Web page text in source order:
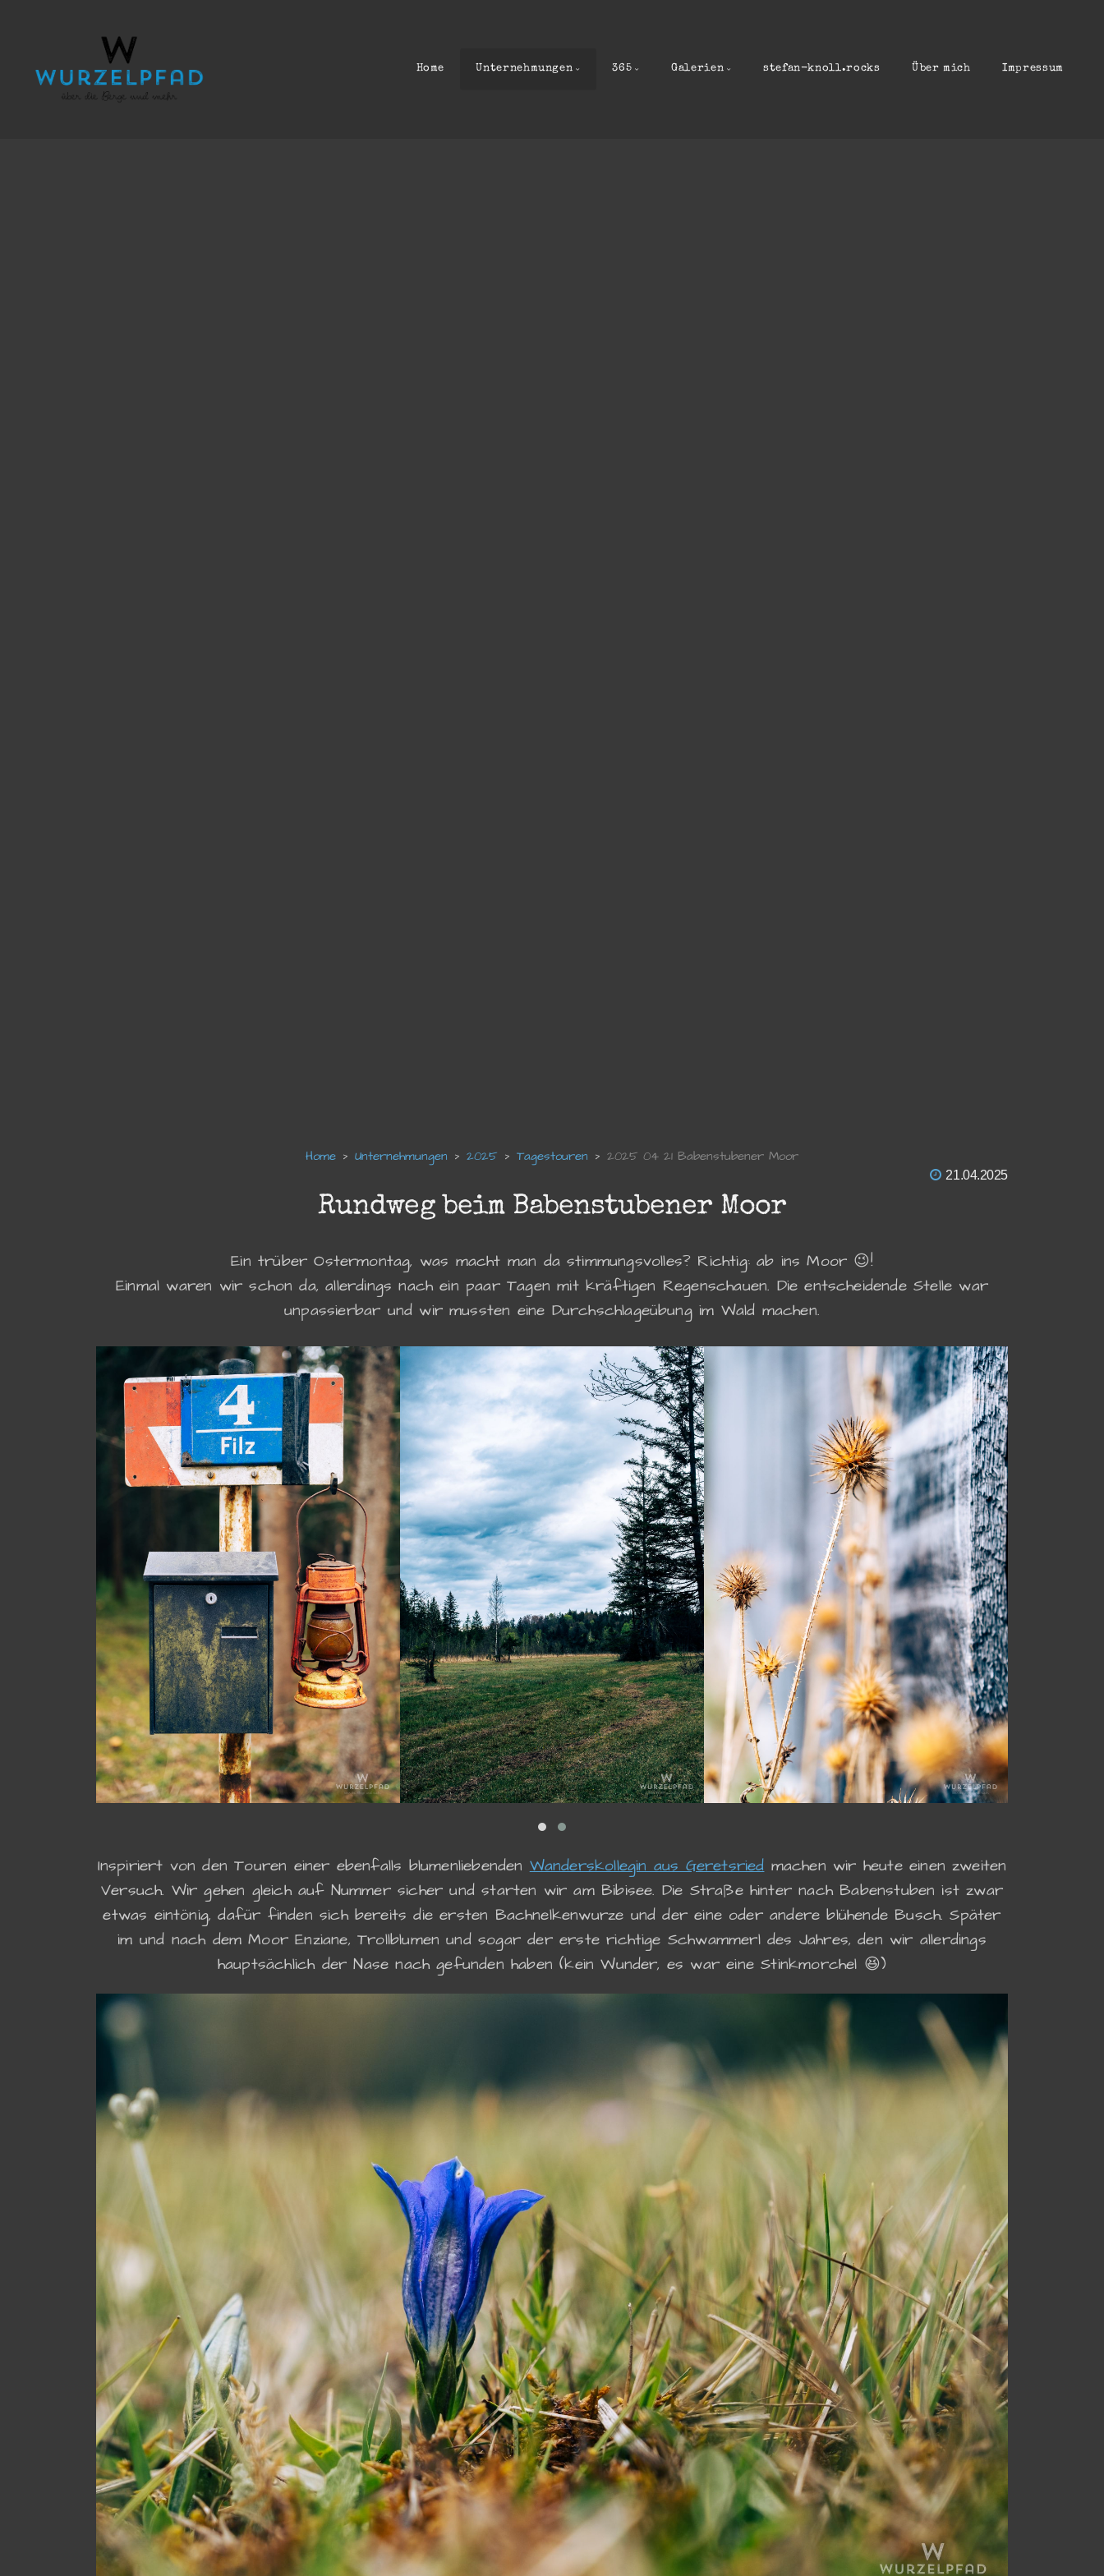
Home Unternehmungen 365 Galerien stefan-knoll.rocks Über mich Impressum
Unternehmungen 2025 Tagestouren 2025 04 21 Babenstubener Moor
21.04.2025
Rundweg beim Babenstubener Moor
Ein trüber Ostermontag, was macht man da stimmungsvolles? Richtig: ab ins Moor 😉!
Einmal waren wir schon da, allerdings nach ein paar Tagen mit kräftigen Regenschauen. Die entscheidende Stelle war
unpassierbar und wir mussten eine Durchschlageübung im Wald machen.
Inspiriert von den Touren einer ebenfalls blumenliebendenWanderskollegin aus Geretsriedmachen wir heute einen zweiten
Versuch. Wir gehen gleich auf Nummer sicher und starten wir am Bibisee. Die Straße hinter nach Babenstuben ist zwar
etwas eintönig, dafür finden sich bereits die ersten Bachnelkenwurze und der eine oder andere blühende Busch. Später
im und nach dem Moor Enziane, Trollblumen und sogar der erste richtige Schwammerl des Jahres, den wir allerdings
hauptsächlich der Nase nach gefunden haben (kein Wunder, es war eine Stinkmorchel 😆)